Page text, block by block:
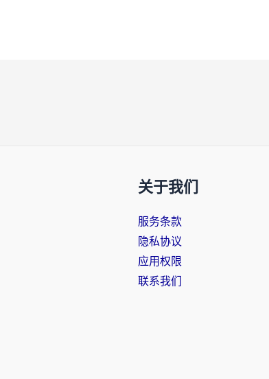
关于我们
服务条款
隐私协议
应用权限
联系我们